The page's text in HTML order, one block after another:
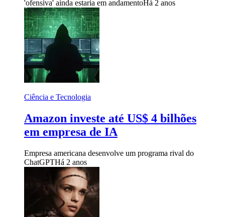
'ofensiva' ainda estaria em andamentoHá 2 anos
Ciência e Tecnologia
Amazon investe até US$ 4 bilhões
em empresa de IA
Empresa americana desenvolve um programa rival do
ChatGPTHá 2 anos